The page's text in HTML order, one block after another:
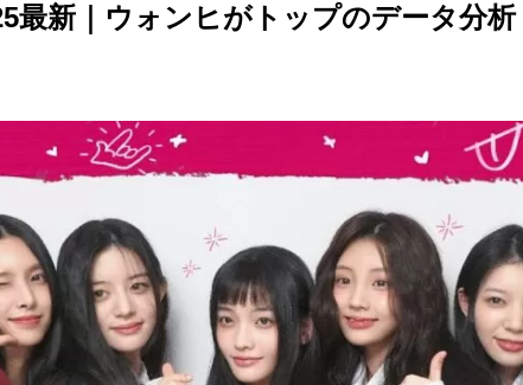
最新｜ウォンヒがトップのデータ分析